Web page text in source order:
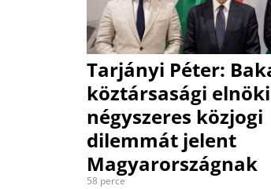
Tarjányi Péter:
köztársasági
négyszeres közjogi
dilemmát jelent
Magyarországnak
58 perce